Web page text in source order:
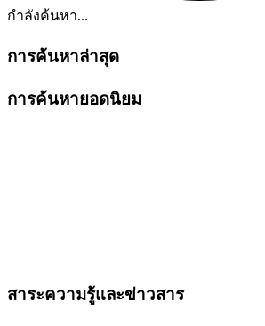
กำลังค้นหา...
การค้นหาล่าสุด
การค้นหายอดนิยม
สาระความรู้และข่าวสาร